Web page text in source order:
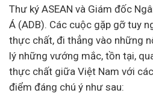
Thư ký ASEAN và Giám đốc
Á (ADB). Các cuộc gặp gỡ tuy
thực chất, đi thẳng vào những
lý những vướng mắc, tồn tại,
thực chất giữa Việt Nam với
điểm đáng chú ý như sau: